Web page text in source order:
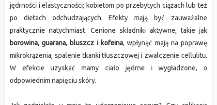
jędrności i elastyczności; kobietom po przebytych ciążach lub też
po dietach odchudzających. Efekty mają być zauważalne
praktycznie natychmiast. Cenione składniki aktywne, takie jak
borowina, guarana, bluszcz i kofeina, wpłynąć mają na poprawę
mikrokrążenia, spalenie tkanki tłuszczowej i zwalczenie cellulitu.
W efekcie uzyskać mamy ciało jędrne i wygładzone, o
odpowiednim napięciu skóry.